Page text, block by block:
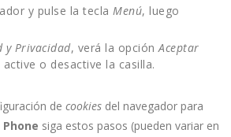
y pulse la tecla Menú, luego
y Privacidad, verá la opciónAceptar
o desactive la casilla.
de cookies del navegador para
siga estos pasos (pueden variar en